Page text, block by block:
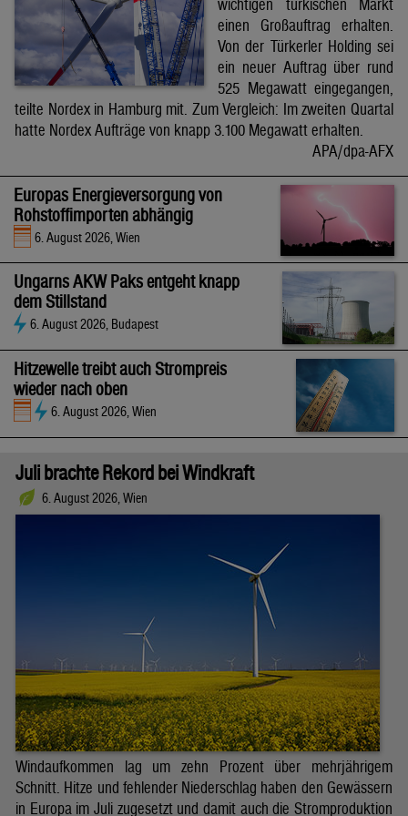
wichtigen türkischen Markt
einen Großauftrag erhalten.
Von der Türkerler Holding sei
ein neuer Auftrag über rund
525 Megawatt eingegangen,
teilte Nordex in Hamburg mit. Zum Vergleich: Im zweiten Quartal
hatte Nordex Aufträge von knapp 3.100 Megawatt erhalten.
APA/dpa-AFX
Europas Energieversorgung von
Rohstoffimporten abhängig
6. August 2026, Wien
Ungarns AKW Paks entgeht knapp
dem Stillstand
6. August 2026, Budapest
Hitzewelle treibt auch Strompreis
wieder nach oben
6. August 2026, Wien
Juli brachte Rekord bei Windkraft
6. August 2026, Wien
Windaufkommen lag um zehn Prozent über mehrjährigem
Schnitt. Hitze und fehlender Niederschlag haben den Gewässern
in Europa im Juli zugesetzt und damit auch die Stromproduktion